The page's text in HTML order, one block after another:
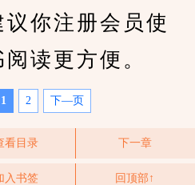
你注册会员使
读更方便。
1 2 下—页
看目录 下一章
入书签 回顶部↑